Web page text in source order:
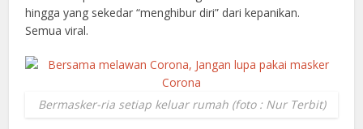
hingga yang sekedar “menghibur diri” dari kepanikan.
Semua viral.
Bermasker-ria setiap keluar rumah (foto : Nur Terbit)